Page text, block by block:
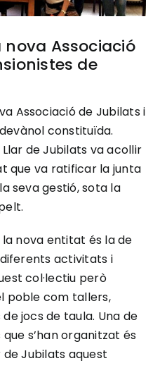
nova Associació
de
Associació de Jubilats i
constituïda.
de Jubilats va acollir
que va ratificar la junta
seva gestió, sota la
nova entitat és la de
activitats i
col·lectiu però
poble com tallers,
jocs de taula. Una de
s’han organitzat és
Jubilats aquest